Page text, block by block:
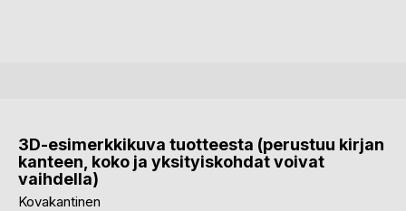
3D-esimerkkikuva tuotteesta (perustuu kirjan
kanteen, koko ja yksityiskohdat voivat
vaihdella)
Kovakantinen